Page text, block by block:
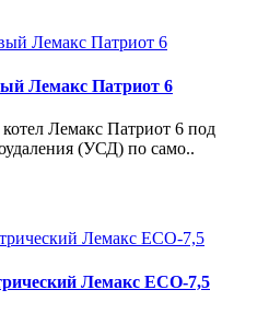
Лемакс Патриот 6
Лемакс Патриот 6 под
(УСД) по само..
Лемакс ECO-7,5